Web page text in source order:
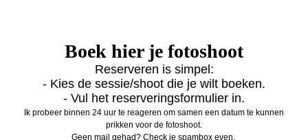
Boek hier je fotoshoot
Reserveren is simpel:
- Kies de sessie/shoot die je wilt boeken.
- Vul het reserveringsformulier in.
Ik probeer binnen 24 uur te reageren om samen een datum te kunnen
prikken voor de fotoshoot.
Geen mail gehad? Check je spambox even.